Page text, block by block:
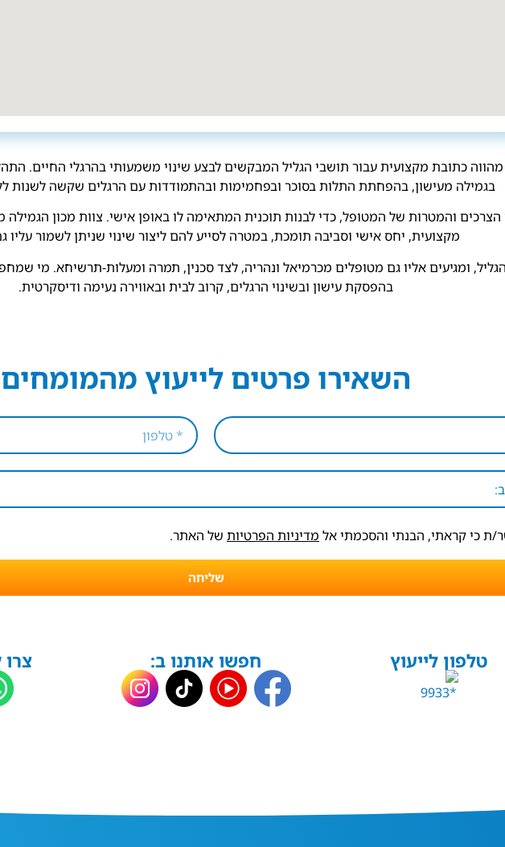
כתובת מקצועית עבור תושבי הגליל המבקשים לבצע שינוי משמעותי בהרגלי החיים.
בגמילה מעישון, בהפחתת התלות בסוכר ובפחמימות ובהתמודדות עם הרגלים שקשה לשנות
והמטרות של המטופל, כדי לבנות תוכנית המתאימה לו באופן אישי. צוות מכון הגמילה
מקצועית, יחס אישי וסביבה תומכת, במטרה לסייע להם ליצור שינוי שניתן לשמור עליו
ומגיעים אליו גם מטופלים מכרמיאל ונהריה, לצד סכנין, תמרה ומעלות-תרשיחא. מי
בהפסקת עישון ובשינוי הרגלים, קרוב לבית ובאווירה נעימה ודיסקרטית.
השאירו פרטים לייעוץ מהמומחים
ת כי קראתי, הבנתי והסכמתי אל מדיניות הפרטיות של האתר.
שליחה
טלפון לייעוץ חפשו אותנו ב: